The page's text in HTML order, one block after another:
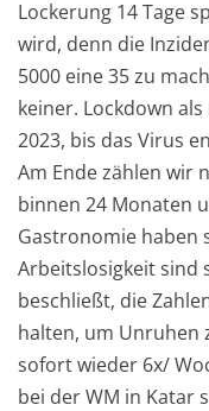
Lockerung 14 Tage
wird, denn die
5000 eine 35 zu
keiner. Lockdown
2023, bis das Virus
Am Ende zählen wir
binnen 24 Monaten
Gastronomie haben
Arbeitslosigkeit sind
beschließt, die
halten, um Unruhen
sofort wieder 6x/
bei der WM in Katar